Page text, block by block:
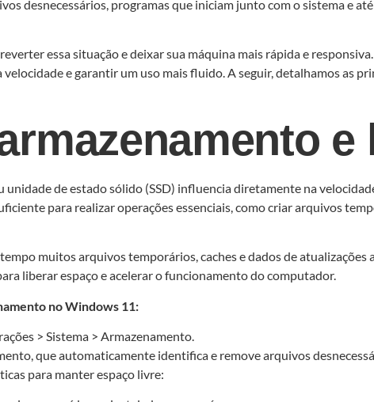
desnecessários, programas que iniciam junto com o sistema e
essa situação e deixar sua máquina mais rápida e
e garantir um uso mais fluido. A seguir, detalhamos as
e
de estado sólido (SSD) influencia diretamente na
para realizar operações essenciais, como criar arquivos
muitos arquivos temporários, caches e dados de
liberar espaço e acelerar o funcionamento do computador.
no Windows 11:
> Sistema > Armazenamento.
que automaticamente identifica e remove arquivos
para manter espaço livre: